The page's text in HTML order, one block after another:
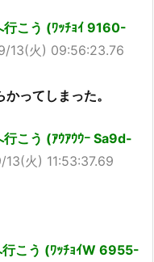
行こう (ﾜｯﾁｮｲ 9160-
13(火) 09:56:23.76
ってしまった。
こう (ｱｳｱｳｳｰ Sa9d-
火) 11:53:37.69
こう (ﾜｯﾁｮｲW 6955-